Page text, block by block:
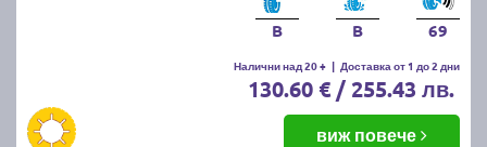
B B 69
Налични над 20 + | Доставка от 1 до 2 дни
130.60 € / 255.43 лв.
виж повече